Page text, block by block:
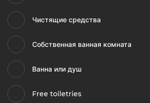
Чистящие средства
Собственная ванная комната
Ванна или душ
Free toiletries